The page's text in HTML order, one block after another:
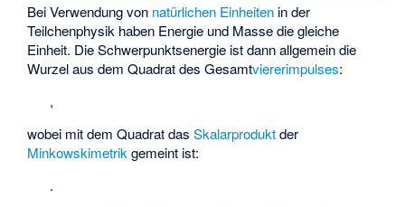
Bei Verwendung von natürlichen Einheiten in der
Teilchenphysik haben Energie und Masse die gleiche
Einheit. Die Schwerpunktsenergie ist dann allgemein die
Wurzel aus dem Quadrat des Gesamtviererimpulses:
,
wobei mit dem Quadrat dasSkalarproduktder
Minkowskimetrik gemeint ist:
.